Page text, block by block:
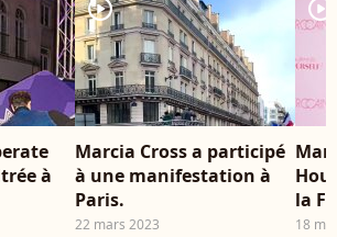
à
player2
Marcia Cross a participé
à une manifestation à
Paris.
22 mars 2023
player2
la
18